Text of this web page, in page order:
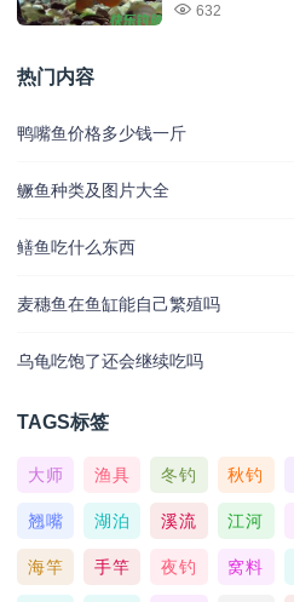
632
热门内容
鸭嘴鱼价格多少钱一斤
鳜鱼种类及图片大全
鳝鱼吃什么东西
麦穗鱼在鱼缸能自己繁殖吗
乌龟吃饱了还会继续吃吗
TAGS标签
大师 渔具 冬钓 秋钓
翘嘴 湖泊 溪流 江河
海竿 手竿 夜钓 窝料